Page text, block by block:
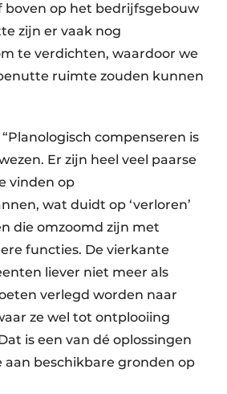
boven op het bedrijfsgebouw
zijn er vaak nog
te verdichten, waardoor we
ruimte zouden kunnen
“Planologisch compenseren is
Er zijn heel veel paarse
vinden op
wat duidt op ‘verloren’
die omzoomd zijn met
functies. De vierkante
liever niet meer als
verlegd worden naar
ze wel tot ontplooiing
is een van dé oplossingen
aan beschikbare gronden op